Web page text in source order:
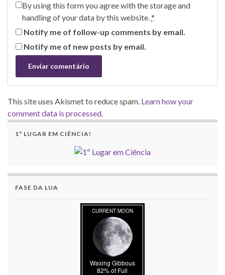
By using this form you agree with the storage and
handling of your data by this website.*
Notify me of follow-up comments by email.
Notify me of new posts by email.
This site uses Akismet to reduce spam. Learn how your
comment data is processed.
1º LUGAR EM CIÊNCIA!
FASE DA LUA